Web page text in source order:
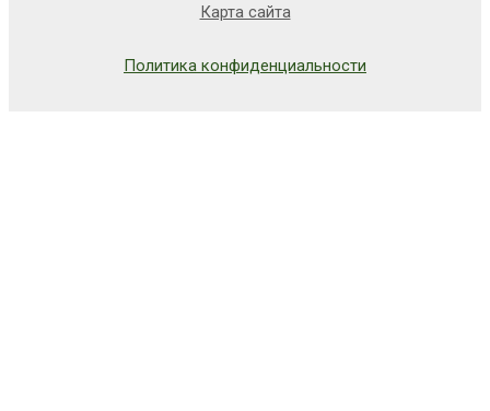
Карта сайта
Политика конфиденциальности